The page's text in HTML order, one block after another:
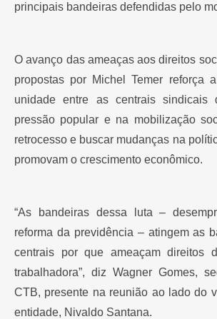
principais bandeiras defendidas pelo
O avanço das ameaças aos direitos
propostas por Michel Temer reforça
unidade entre as centrais sindicais
pressão popular e na mobilização
retrocesso e buscar mudanças na
promovam o crescimento econômico.
“As bandeiras dessa luta –
reforma da previdência – atingem as
centrais por que ameaçam direitos
trabalhadora”, diz Wagner Gomes,
CTB, presente na reunião ao lado do
entidade, Nivaldo Santana.